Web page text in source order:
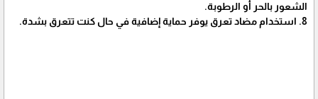
الشعور بالحر أو الرطوبة.
8. استخدام مضاد تعرق يوفر حماية إضافية في حال كنت تتعرق بشدة.